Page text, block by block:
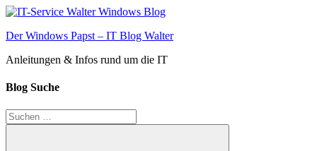
Zum
springen
Der Windows Papst – IT Blog Walter
Anleitungen & Infos rund um die IT
Blog Suche
Suchen
nach: